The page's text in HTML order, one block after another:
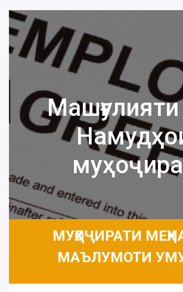
МУҲОҶИРАТИ
МАЪЛУМОТИ